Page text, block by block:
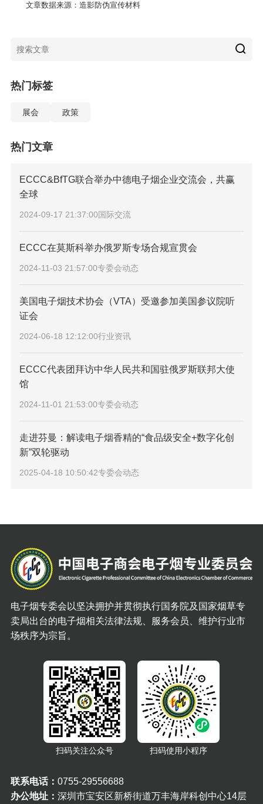
文章数据来源：造影防伪宣传材料
热门标签
展会 政策
热门文章
ECCC&BfTG联合举办中德电子烟企业交流会，共赢
全球
2024-09-17 21:37:00国际交流
ECCC在莫斯科举办俄罗斯专场合规宣贯会
2024-11-03 21:57:00专委会动态
美国电子烟技术协会（VTA）受邀参加美国参议院听
证会
2024-06-18 12:12:00行业资讯
ECCC代表团拜访中华人民共和国驻俄罗斯联邦大使
馆
2024-11-01 21:53:00专委会动态
走进芬曼：解读电子烟香精的“食品级安全+数字化创
新”双轮驱动
2025-04-18 10:50:42专委会动态
电子烟专委会以坚决拥护并贯彻执行国务院及国家烟草专
卖局出台的电子烟相关法律法规、服务会员、维护行业市
场秩序为宗旨。
扫码关注公众号 扫码使用小程序
联系电话： 0755-29556688
办公地址： 深圳市宝安区新桥街道万丰海岸科创中心14层